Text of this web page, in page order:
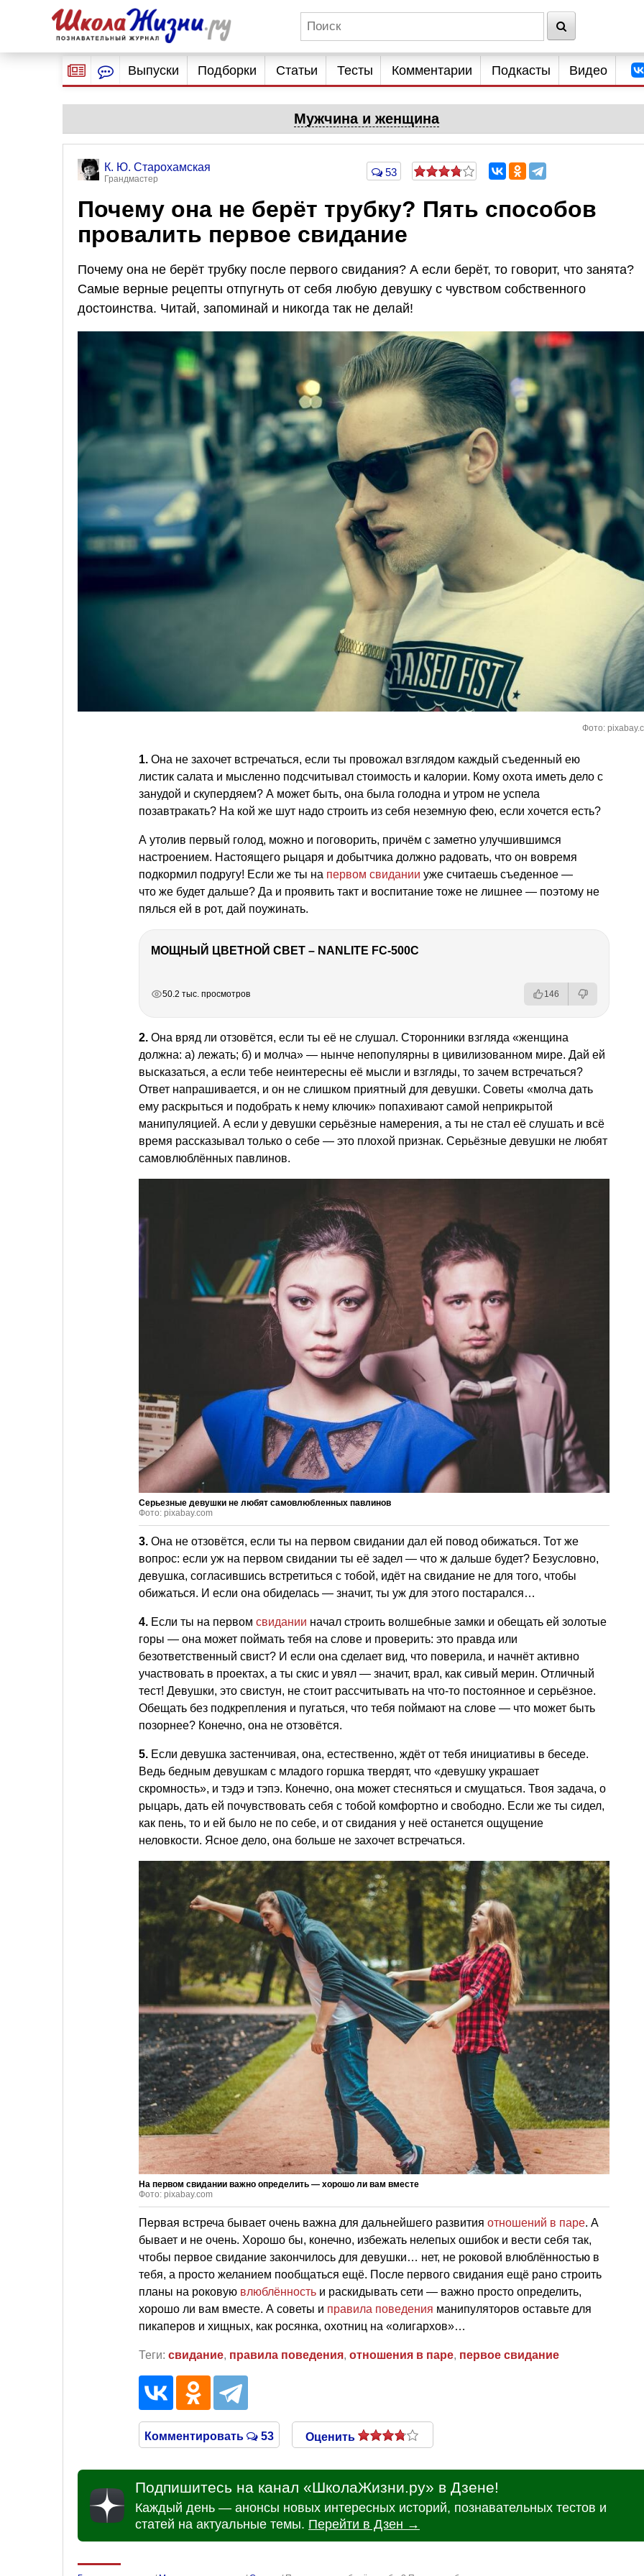
Выпуски Подборки Статьи Тесты Комментарии Подкасты Видео
Мужчина и женщина
К. Ю. Старохамская
Грандмастер
53
Почему она не берёт трубку? Пять способов
провалить первое свидание
Почему она не берёт трубку после первого свидания? А если берёт, то говорит, что занята?
Самые верные рецепты отпугнуть от себя любую девушку с чувством собственного
достоинства. Читай, запоминай и никогда так не делай!
Фото:
1. Она не захочет встречаться, если ты провожал взглядом каждый съеденный ею
листик салата и мысленно подсчитывал стоимость и калории. Кому охота иметь дело с
занудой и скупердяем? А может быть, она была голодна и утром не успела
позавтракать? На кой же шут надо строить из себя неземную фею, если хочется есть?
А утолив первый голод, можно и поговорить, причём с заметно улучшившимся
настроением. Настоящего рыцаря и добытчика должно радовать, что он вовремя
подкормил подругу! Если же ты на первом свидании уже считаешь съеденное —
что же будет дальше? Да и проявить такт и воспитание тоже не лишнее — поэтому не
пялься ей в рот, дай поужинать.
МОЩНЫЙ ЦВЕТНОЙ СВЕТ – NANLITE FC-500C
50.2 тыс. просмотров 146
2. Она вряд ли отзовётся, если ты её не слушал. Сторонники взгляда «женщина
должна: а) лежать; б) и молча» — нынче непопулярны в цивилизованном мире. Дай ей
высказаться, а если тебе неинтересны её мысли и взгляды, то зачем встречаться?
Ответ напрашивается, и он не слишком приятный для девушки. Советы «молча дать
ему раскрыться и подобрать к нему ключик» попахивают самой неприкрытой
манипуляцией. А если у девушки серьёзные намерения, а ты не стал её слушать и всё
время рассказывал только о себе — это плохой признак. Серьёзные девушки не любят
самовлюблённых павлинов.
Серьезные девушки не любят самовлюбленных павлинов
Фото: pixabay.com
3. Она не отзовётся, если ты на первом свидании дал ей повод обижаться. Тот же
вопрос: если уж на первом свидании ты её задел — что ж дальше будет? Безусловно,
девушка, согласившись встретиться с тобой, идёт на свидание не для того, чтобы
обижаться. И если она обиделась — значит, ты уж для этого постарался…
4. Если ты на первом свидании начал строить волшебные замки и обещать ей золотые
горы — она может поймать тебя на слове и проверить: это правда или
безответственный свист? И если она сделает вид, что поверила, и начнёт активно
участвовать в проектах, а ты скис и увял — значит, врал, как сивый мерин. Отличный
тест! Девушки, это свистун, не стоит рассчитывать на что-то постоянное и серьёзное.
Обещать без подкрепления и пугаться, что тебя поймают на слове — что может быть
позорнее? Конечно, она не отзовётся.
5. Если девушка застенчивая, она, естественно, ждёт от тебя инициативы в беседе.
Ведь бедным девушкам с младого горшка твердят, что «девушку украшает
скромность», и тэдэ и тэпэ. Конечно, она может стесняться и смущаться. Твоя задача, о
рыцарь, дать ей почувствовать себя с тобой комфортно и свободно. Если же ты сидел,
как пень, то и ей было не по себе, и от свидания у неё останется ощущение
неловкости. Ясное дело, она больше не захочет встречаться.
На первом свидании важно определить — хорошо ли вам вместе
Фото: pixabay.com
Первая встреча бывает очень важна для дальнейшего развития отношений в паре. А
бывает и не очень. Хорошо бы, конечно, избежать нелепых ошибок и вести себя так,
чтобы первое свидание закончилось для девушки… нет, не роковой влюблённостью в
тебя, а просто желанием пообщаться ещё. После первого свидания ещё рано строить
планы на роковую влюблённость и раскидывать сети — важно просто определить,
хорошо ли вам вместе. А советы и правила поведения манипуляторов оставьте для
пикаперов и хищных, как росянка, охотниц на «олигархов»…
Теги: свидание, правила поведения, отношения в паре, первое свидание
Комментировать 53 Оценить
Подпишитесь на канал «ШколаЖизни.ру» в Дзене!
Каждый день — анонсы новых интересных историй, познавательных тестов и
статей на актуальные темы. Перейти в Дзен →